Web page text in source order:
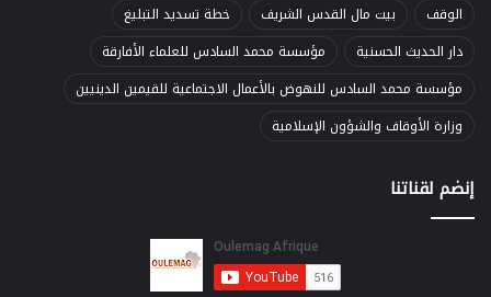
الوقف
بيت مال القدس الشريف
خطة تسديد التبليغ
دار الحديث الحسنية
مؤسسة محمد السادس للعلماء الأفارقة
مؤسسة محمد السادس للنهوض بالأعمال الاجتماعية للقيمين الدينيين
وزارة الأوقاف والشؤون الإسلامية
إنضم لقناتنا